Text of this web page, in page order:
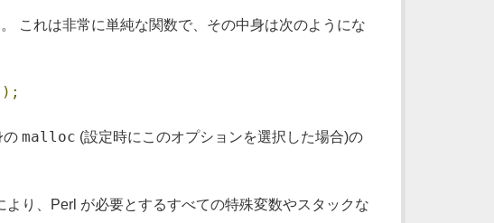
これは非常に単純な関数で、その中身は次のようにな
の malloc (設定時にこのオプションを選択した場合)の
り、Perl が必要とするすべての特殊変数やスタックな